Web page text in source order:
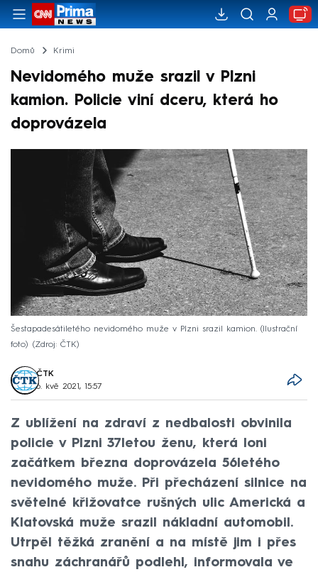
Domů Krimi
Nevidomého muže srazil v Plzni
kamion. Policie viní dceru, která ho
doprovázela
Šestapadesátiletého nevidomého muže v Plzni srazil kamion. (Ilustrační
foto)
Zdroj: ČTK
ČTK
6. kvě 2021, 15:57
Z ublížení na zdraví z nedbalosti obvinila
policie v Plzni 37letou ženu, která loni
začátkem března doprovázela 56letého
nevidomého muže. Při přecházení silnice na
světelné křižovatce rušných ulic Americká a
Klatovská muže srazil nákladní automobil.
Utrpěl těžká zranění a na místě jim i přes
snahu záchranářů podlehl, informovala ve